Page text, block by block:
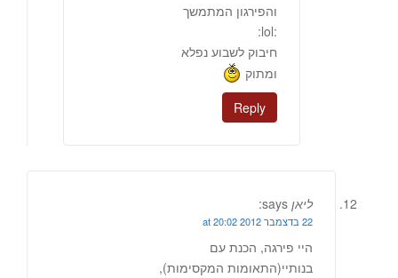
והפירגון המתמשך
:lol:
חיבוק לשבוע נפלא
ומתוק
Reply
ליאן says:
22 בדצמבר 2012 at 20:02
היי פירגה, הכנת עם
בנותיי(התאומות המקסימות),